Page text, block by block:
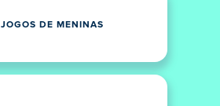
JOGOS DE MENINAS